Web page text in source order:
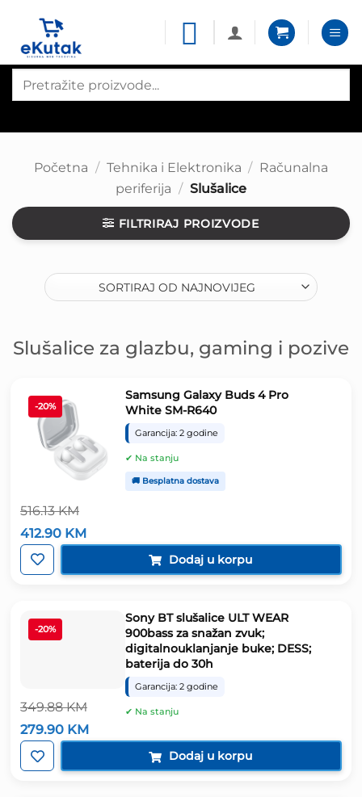
content
search
Početna / Tehnika i Elektronika / Računalna
periferija / Slušalice
FILTRIRAJ PROIZVODE
Slušalice za glazbu, gaming i pozive
-20%
516.13KM
Izvorna
cijena
bila
je:
412.90 KM
cijena
412.90 KM.
Samsung Galaxy Buds 4 Pro
White SM-R640
Garancija: 2 godine
✔ Na stanju
🚚 Besplatna dostava
Dodaj u korpu
-20%
349.88KM
Izvorna
cijena
bila
je:
279.90 KM
cijena
279.90 KM.
Sony BT slušalice ULT WEAR
900bass za snažan zvuk;
digitalnouklanjanje buke; DESS;
baterija do 30h
Garancija: 2 godine
✔ Na stanju
Dodaj u korpu